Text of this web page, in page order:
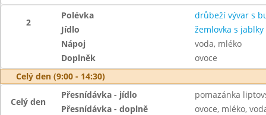
2
Polévka
drůbeží vývar s
Jídlo
žemlovka s
Nápoj
voda, mléko
Doplněk
ovoce
Celý den (9:00 - 14:30)
Celý den
Přesnídávka - jídlo
pomazánka
Přesnídávka - doplně
ovoce, mléko,